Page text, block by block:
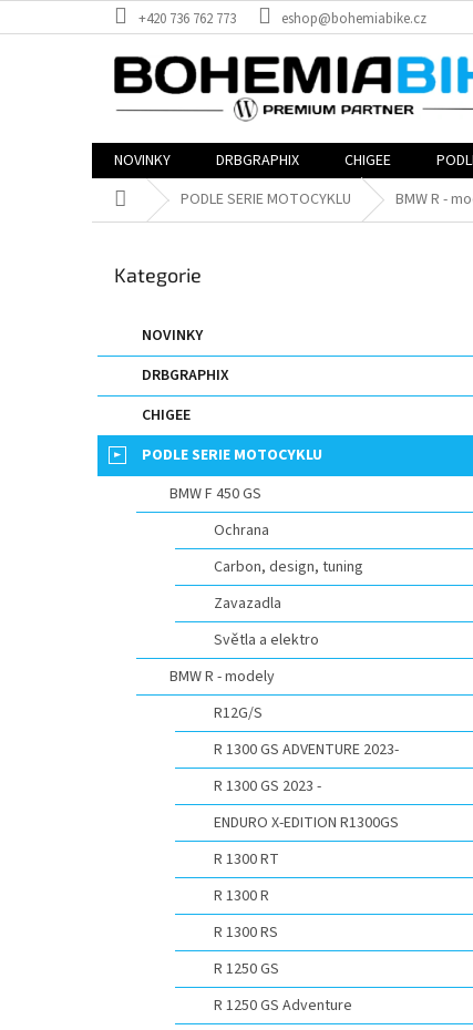
na
+420 736 762 773 eshop@bohemiabike.cz
NOVINKY DRBGRAPHIX CHIGEE
Domů PODLE SERIE MOTOCYKLU BMW R -
a
n
a
Přeskočit
Kategorie
NOVINKY
DRBGRAPHIX
CHIGEE
PODLE SERIE MOTOCYKLU
BMW F 450 GS
Ochrana
Carbon, design, tuning
Zavazadla
Světla a elektro
BMW R - modely
R12G/S
R 1300 GS ADVENTURE 2023-
R 1300 GS 2023 -
ENDURO X-EDITION R1300GS
R 1300 RT
R 1300 R
R 1300 RS
R 1250 GS
R 1250 GS Adventure